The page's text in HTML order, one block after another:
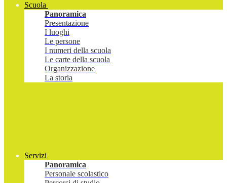
Scuola
Panoramica
Presentazione
I luoghi
Le persone
I numeri della scuola
Le carte della scuola
Organizzazione
La storia
Servizi
Panoramica
Personale scolastico